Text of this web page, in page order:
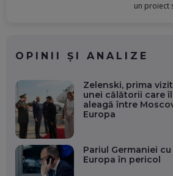
un proiect
OPINII ȘI ANALIZE
Zelenski, prima
unei călătorii care
aleagă între
Europa
Pariul Germaniei
Europa în pericol